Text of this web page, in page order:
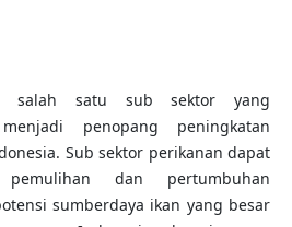
salah satu sub sektor yang
penopang peningkatan
Sub sektor perikanan dapat
dan pertumbuhan
sumberdaya ikan yang besar